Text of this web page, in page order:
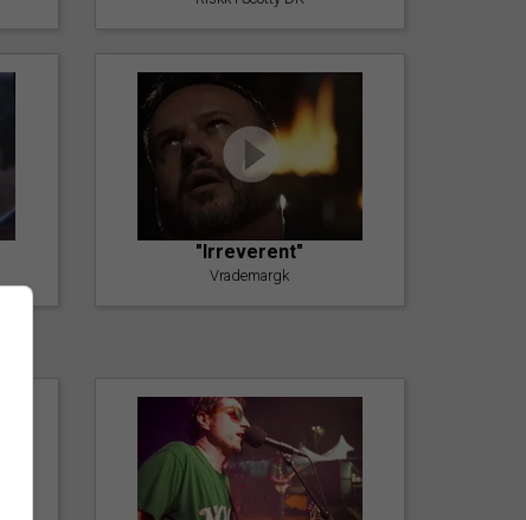
"Irreverent"
Vrademargk